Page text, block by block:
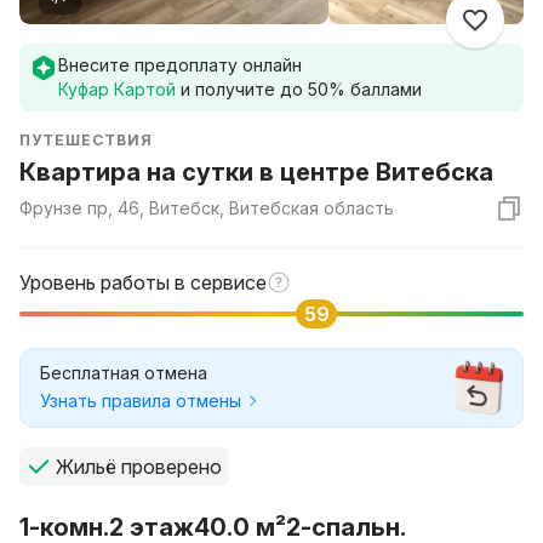
Внесите предоплату онлайн
Куфар Картой и получите до 50% баллами
ПУТЕШЕСТВИЯ
Квартира на сутки в центре Витебска
Фрунзе пр, 46, Витебск, Витебская область
Уровень работы в сервисе
59
Бесплатная отмена
Узнать правила отмены
Жильё проверено
1-комн.2 этаж40.0 м²2-спальн.